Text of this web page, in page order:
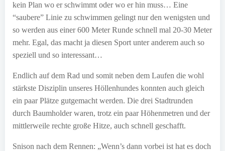
kein Plan wo er schwimmt oder wo er hin muss… Eine
“saubere” Linie zu schwimmen gelingt nur den wenigsten und
so werden aus einer 600 Meter Runde schnell mal 20-30 Meter
mehr. Egal, das macht ja diesen Sport unter anderem auch so
speziell und so interessant…
Endlich auf dem Rad und somit neben dem Laufen die wohl
stärkste Disziplin unseres Höllenhundes konnten auch gleich
ein paar Plätze gutgemacht werden. Die drei Stadtrunden
durch Baumholder waren, trotz ein paar Höhenmetren und der
mittlerweile rechte große Hitze, auch schnell geschafft.
Snison nach dem Rennen: „Wenn’s dann vorbei ist hat es doch